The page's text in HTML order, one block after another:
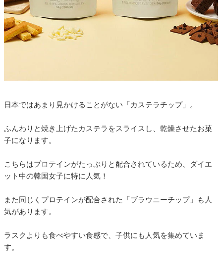
日本ではあまり見かけることがない「カステラチップ」。
ふんわりと焼き上げたカステラをスライスし、乾燥させたお菓
子になります。
こちらはプロテインがたっぷりと配合されているため、ダイエ
ット中の韓国女子に特に人気！
また同じくプロテインが配合された「ブラウニーチップ」も人
気があります。
ラスクよりも食べやすい食感で、子供にも人気を集めていま
す。